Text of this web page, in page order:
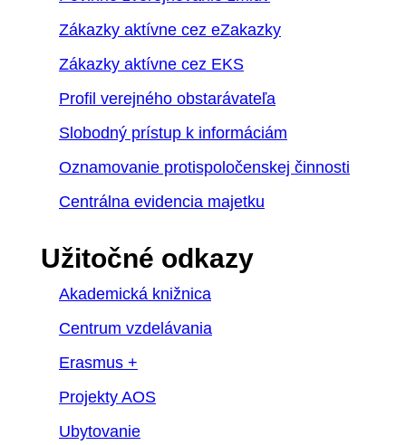
Zákazky aktívne cez eZakazky
Zákazky aktívne cez EKS
Profil verejného obstarávateľa
Slobodný prístup k informáciám
Oznamovanie protispoločenskej činnosti
Centrálna evidencia majetku
Užitočné odkazy
Akademická knižnica
Centrum vzdelávania
Erasmus +
Projekty AOS
Ubytovanie